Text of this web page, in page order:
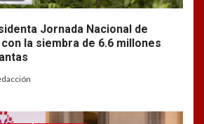
Jornada Nacional de
la siembra de 6.6 millones